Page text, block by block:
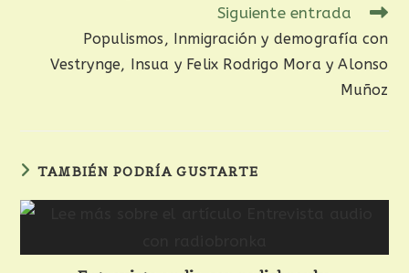
Siguiente entrada
Populismos, Inmigración y demografía con
Vestrynge, Insua y Felix Rodrigo Mora y Alonso
Muñoz
TAMBIÉN PODRÍA GUSTARTE